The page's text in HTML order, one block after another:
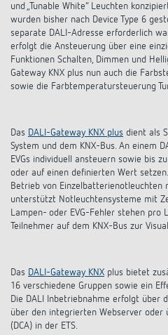
HEMS
Design
Historie
Ansprechpartner
Anfrageformular
Anfahrt
und „Tunable White“ Leuchten
wurden bisher nach Device Type 6
separate DALI-Adresse erforderlich
erfolgt die Ansteuerung über eine
Funktionen Schalten, Dimmen und
Gateway KNX plus nun auch die
sowie die Farbtemperatursteuerung
Das DALI-Gateway KNX plus dient als
System und dem KNX-Bus. An einem
EVGs individuell ansteuern sowie bis
oder auf einen definierten Wert
Betrieb von Einzelbatterienotleuchten
unterstützt Notleuchtensysteme mit
Lampen- oder EVG-Fehler stehen pro
Teilnehmer auf dem KNX-Bus zur
Das DALI-Gateway KNX plus bietet
16 verschiedene Gruppen sowie ein
Die DALI Inbetriebnahme erfolgt über
über den integrierten Webserver oder
(DCA) in der ETS.